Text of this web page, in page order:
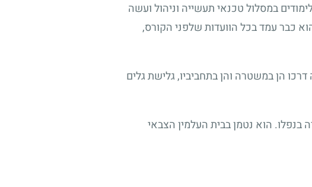
במסלול טכנאי תעשייה וניהול ועשה
כבר עמד בכל הוועדות שלפני הקורס,
הן במשטרה והן בתחביביו, גלישת גלים
בנפלו. הוא נטמן בבית העלמין הצבאי